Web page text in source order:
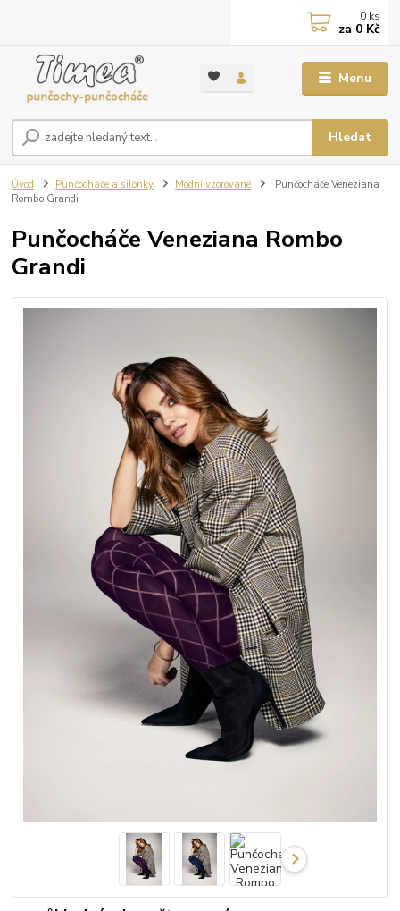
Menu
Hledat
0 ks
za 0 Kč
Úvod Punčocháče a silonky Módní vzorované
Punčocháče Veneziana
Rombo Grandi
Punčocháče Veneziana Rombo
Grandi